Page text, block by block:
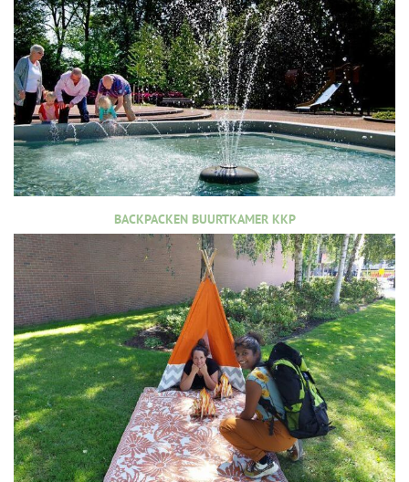
BACKPACKEN BUURTKAMER KKP